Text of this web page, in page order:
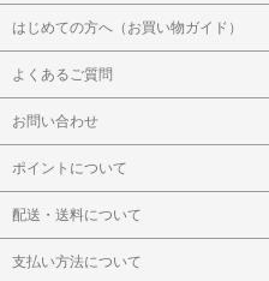
はじめての方へ（お買い物ガイド）
よくあるご質問
お問い合わせ
ポイントについて
配送・送料について
支払い方法について